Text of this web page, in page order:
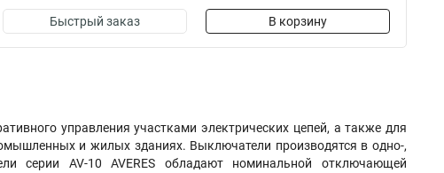
Быстрый заказ В корзину
управления участками электрических цепей, а также для
и жилых зданиях. Выключатели производятся в одно-,
серии AV-10 AVERES обладают номинальной отключающей